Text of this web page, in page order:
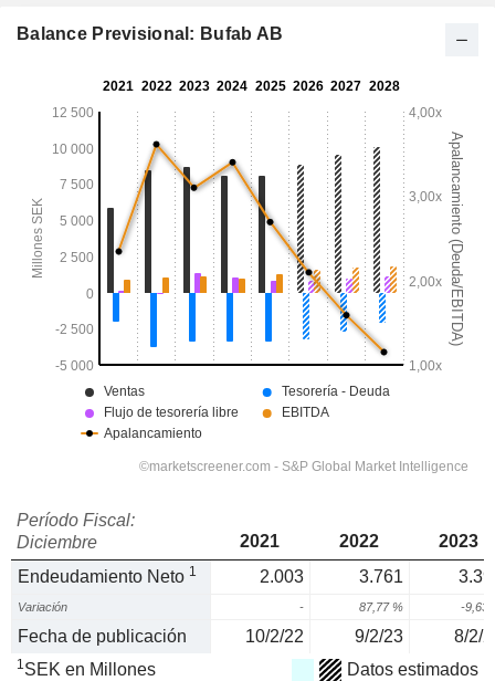
Balance Previsional: Bufab AB
Período Fiscal:
Diciembre
2021 2022
2023
Endeudamiento Neto 1 2.003 3.761
Variación - 87,77 % -9,63
Fecha de publicación 10/2/22 9/2/23 8/2/
1SEK en Millones Datos estimados